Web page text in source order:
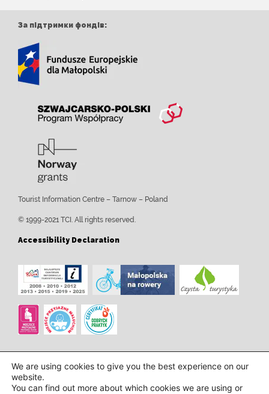
За підтримки фондів:
Tourist Information Centre – Tarnow – Poland
© 1999-2021 TCI. All rights reserved.
Accessibility Declaration
We are using cookies to give you the best experience on our
website.
You can find out more about which cookies we are using or